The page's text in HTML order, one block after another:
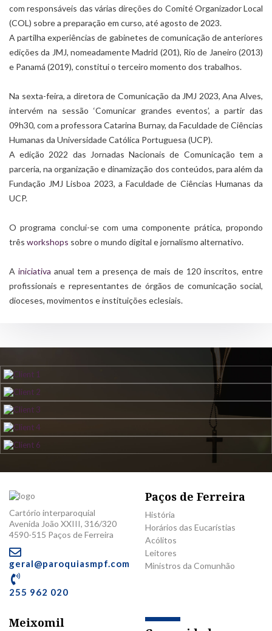
com responsáveis das várias direções do Comité Organizador Local
(COL) sobre a preparação em curso, até agosto de 2023.
A partilha experiências de gabinetes de comunicação de anteriores
edições da JMJ, nomeadamente Madrid (201), Rio de Janeiro (2013)
e Panamá (2019), constitui o terceiro momento dos trabalhos.
Na sexta-feira, a diretora de Comunicação da JMJ 2023, Ana Alves,
intervém na sessão ‘Comunicar grandes eventos’, a partir das
09h30, com a professora Catarina Burnay, da Faculdade de Ciências
Humanas da Universidade Católica Portuguesa (UCP).
A edição 2022 das Jornadas Nacionais de Comunicação tem a
parceria, na organização e dinamização dos conteúdos, para além da
Fundação JMJ Lisboa 2023, a Faculdade de Ciências Humanas da
UCP.
O programa conclui-se com uma componente prática, propondo
três workshops sobre o mundo digital e jornalismo alternativo.
A iniciativa anual tem a presença de mais de 120 inscritos, entre
profissionais e representantes de órgãos de comunicação social,
dioceses, movimentos e instituições eclesiais.
Cartório interparoquial
Avenida João XXIII, 316/320
4590-515 Paços de Ferreira
geral@paroquiasmpf.com
255 962 020
Paços de Ferreira
História
Horários das Eucarístias
Acólitos
Leitores
Ministros da Comunhão
Meixomil